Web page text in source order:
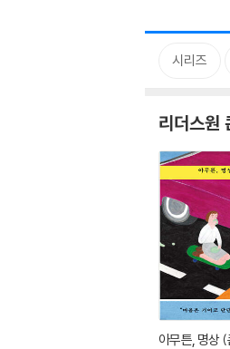
시리즈
리더스원
아무튼, 명상